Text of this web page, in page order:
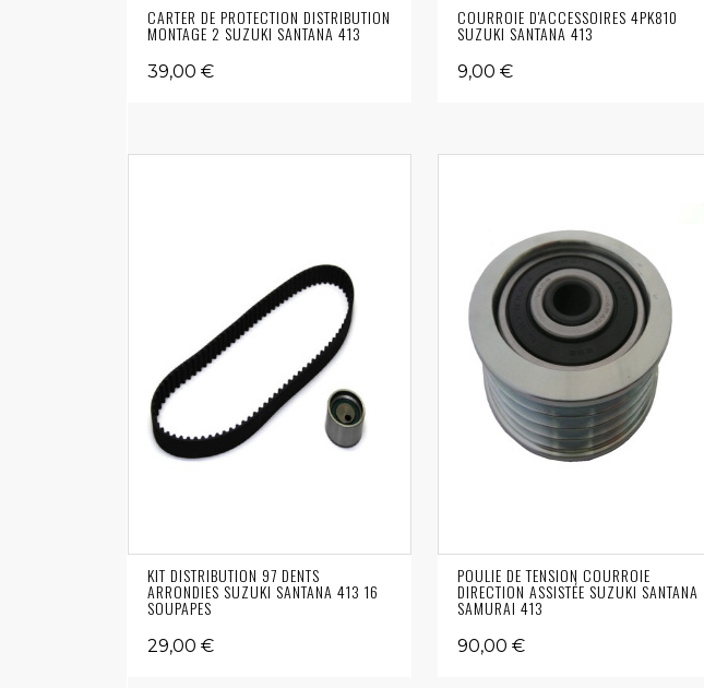
CARTER DE PROTECTION DISTRIBUTION
MONTAGE 2 SUZUKI SANTANA 413
39,00 €
COURROIE D'ACCESSOIRES 4PK810
SUZUKI SANTANA 413
9,00 €
KIT DISTRIBUTION 97 DENTS
ARRONDIES SUZUKI SANTANA 413 16
SOUPAPES
29,00 €
POULIE DE TENSION COURROIE
DIRECTION ASSISTÉE SUZUKI SANTANA
SAMURAI 413
90,00 €